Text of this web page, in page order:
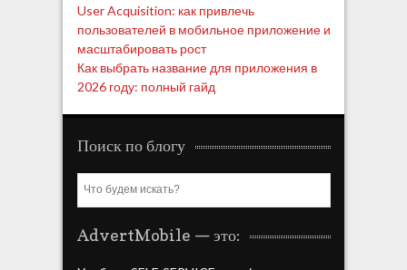
User Acquisition: как привлечь
пользователей в мобильное приложение и
масштабировать рост
Как выбрать название для приложения в
2026 году: полный гайд
Поиск по блогу
e
r
AdvertMobile — это: